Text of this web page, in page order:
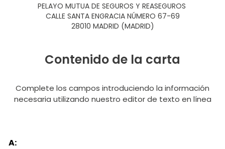
PELAYO MUTUA DE SEGUROS Y REASEGUROS
CALLE SANTA ENGRACIA NÚMERO 67-69
28010 MADRID (MADRID)
Contenido de la carta
Complete los campos introduciendo la información
necesaria utilizando nuestro editor de texto en línea
A: